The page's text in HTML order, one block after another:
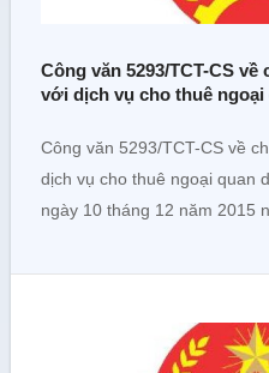
Công văn 5293/TCT-CS
với dịch vụ cho thuê ngoại
Công văn 5293/TCT-CS về
dịch vụ cho thuê ngoại quan
ngày 10 tháng 12 năm 2015